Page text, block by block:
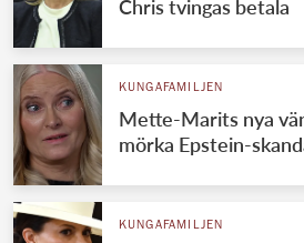
Chris tvingas betala
KUNGAFAMILJEN
Mette-Marits nya
mörka Epstein-
KUNGAFAMILJEN